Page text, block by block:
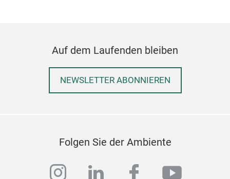
Auf dem Laufenden bleiben
NEWSLETTER ABONNIEREN
Folgen Sie der Ambiente
instagram
linkedinfacebook